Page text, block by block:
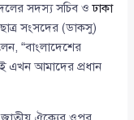
দলের সদস্য সচিব ওঢাকা
ছাত্র সংসদের (ডাকসু)
“বাংলাদেশের
এখন আমাদের প্রধান